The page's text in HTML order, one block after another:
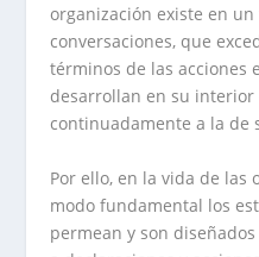
organización existe en
conversaciones, que
términos de las acciones
desarrollan en su
continuadamente a la de
Por ello, en la vida de las
modo fundamental los
permean y son